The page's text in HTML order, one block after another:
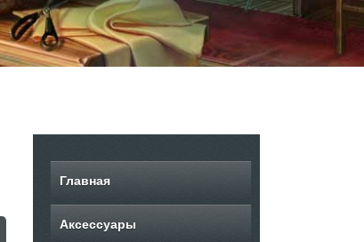
Главная
Аксессуары